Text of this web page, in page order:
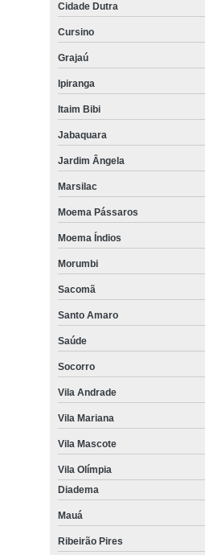
Cidade Dutra
Cursino
Grajaú
Ipiranga
Itaim Bibi
Jabaquara
Jardim Ângela
Marsilac
Moema Pássaros
Moema Índios
Morumbi
Sacomã
Santo Amaro
Saúde
Socorro
Vila Andrade
Vila Mariana
Vila Mascote
Vila Olímpia
Diadema
Mauá
Ribeirão Pires